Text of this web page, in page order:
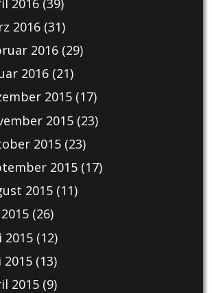
2016(31)
2016(29)
2016(21)
2015(17)
2015(23)
2015(23)
2015(17)
2015(11)
(26)
2015(12)
2015(13)
2015(9)